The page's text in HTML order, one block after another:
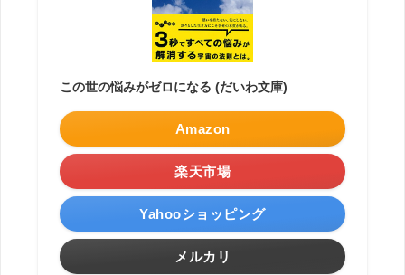
この世の悩みがゼロになる (だいわ文庫)
Amazon
楽天市場
Yahooショッピング
メルカリ